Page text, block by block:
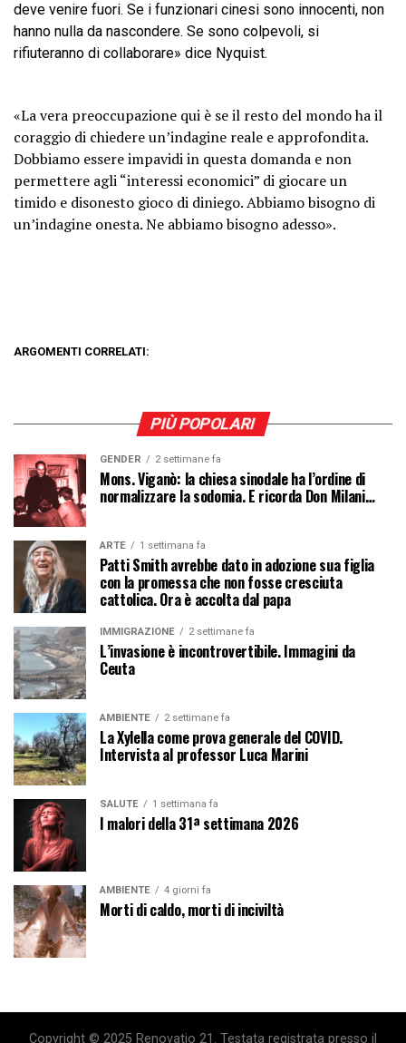
deve venire fuori. Se i funzionari cinesi sono innocenti, non
hanno nulla da nascondere. Se sono colpevoli, si
rifiuteranno di collaborare» dice Nyquist.
«La vera preoccupazione qui è se il resto del mondo ha il
coraggio di chiedere un’indagine reale e approfondita.
Dobbiamo essere impavidi in questa domanda e non
permettere agli “interessi economici” di giocare un
timido e disonesto gioco di diniego. Abbiamo bisogno di
un’indagine onesta. Ne abbiamo bisogno adesso».
ARGOMENTI CORRELATI:
PIÙ POPOLARI
GENDER 2 settimane fa
Mons. Viganò: la chiesa sinodale ha l’ordine di
normalizzare la sodomia. E ricorda Don Milani…
ARTE 1 settimana fa
Patti Smith avrebbe dato in adozione sua figlia
con la promessa che non fosse cresciuta
cattolica. Ora è accolta dal papa
IMMIGRAZIONE 2 settimane fa
L’invasione è incontrovertibile. Immagini da
Ceuta
AMBIENTE 2 settimane fa
La Xylella come prova generale del COVID.
Intervista al professor Luca Marini
SALUTE 1 settimana fa
I malori della 31ª settimana 2026
AMBIENTE 4 giorni fa
Morti di caldo, morti di inciviltà
Copyright © 2025 Renovatio 21. Testata registrata presso il